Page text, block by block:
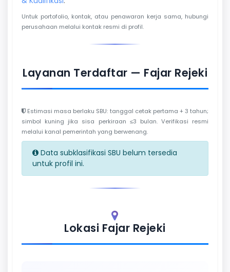
Untuk portofolio, kontak, atau penawaran kerja sama, hubungi
perusahaan melalui kontak resmi di profil.
Layanan Terdaftar — Fajar Rejeki
Estimasi masa berlaku SBU: tanggal cetak pertama + 3 tahun;
simbol kuning jika sisa perkiraan ≤3 bulan. Verifikasi resmi
melalui kanal pemerintah yang berwenang.
Data subklasifikasi SBU belum tersedia
untuk profil ini.
Lokasi Fajar Rejeki